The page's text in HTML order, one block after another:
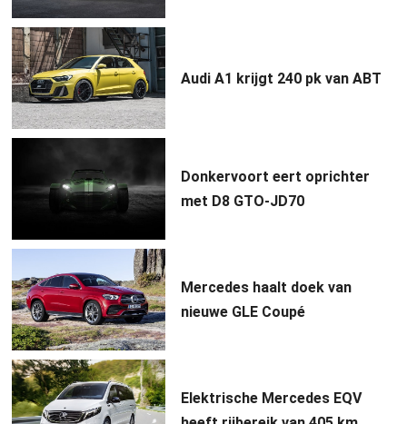
Audi A1 krijgt 240 pk van ABT
Donkervoort eert oprichter
met D8 GTO-JD70
Mercedes haalt doek van
nieuwe GLE Coupé
Elektrische Mercedes EQV